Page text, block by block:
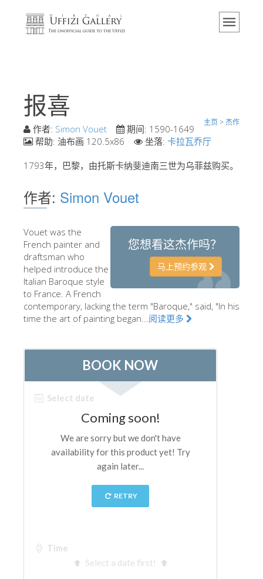
主页
游客的评论
参观乌菲兹
现在预定
艺术家
新展示室厅
佛罗伦萨博物馆
学院美术馆
巴拉丁画廊
美第奇教堂
圣马可博物馆
考古学博物馆
宝石加工博物馆
伽利略博物馆
Boboli Gardens
报喜
主页 >杰作
作者: Simon Vouet 期间: 1590-1649
帮助: 油布画 120.5x86 坐落: 卡拉瓦乔厅
1793年，巴黎，由托斯卡纳斐迪南三世为乌菲兹购买。
作者: Simon Vouet
您想看这杰作吗？
马上预约参观
Vouet was the
French painter and
draftsman who
helped introduce the
Italian Baroque style
to France. A French
contemporary, lacking the term "Baroque," said, "In his
time the art of painting began...阅读更多